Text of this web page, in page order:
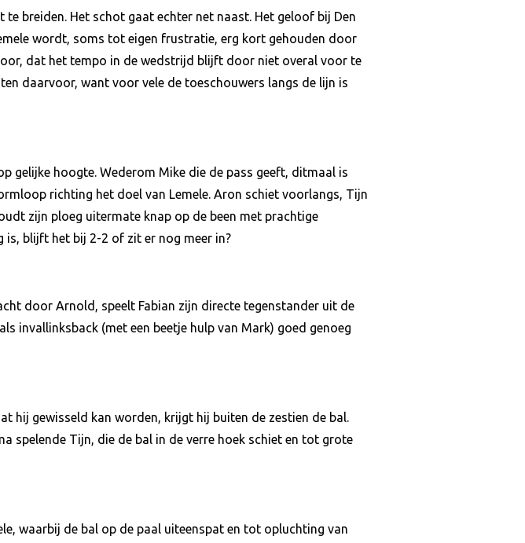
breiden. Het schot gaat echter net naast. Het geloof bij Den
wordt, soms tot eigen frustratie, erg kort gehouden door
dat het tempo in de wedstrijd blijft door niet overal voor te
daarvoor, want voor vele de toeschouwers langs de lijn is
gelijke hoogte. Wederom Mike die de pass geeft, ditmaal is
richting het doel van Lemele. Aron schiet voorlangs, Tijn
zijn ploeg uitermate knap op de been met prachtige
is, blijft het bij 2-2 of zit er nog meer in?
door Arnold, speelt Fabian zijn directe tegenstander uit de
invallinksback (met een beetje hulp van Mark) goed genoeg
hij gewisseld kan worden, krijgt hij buiten de zestien de bal.
spelende Tijn, die de bal in de verre hoek schiet en tot grote
waarbij de bal op de paal uiteenspat en tot opluchting van